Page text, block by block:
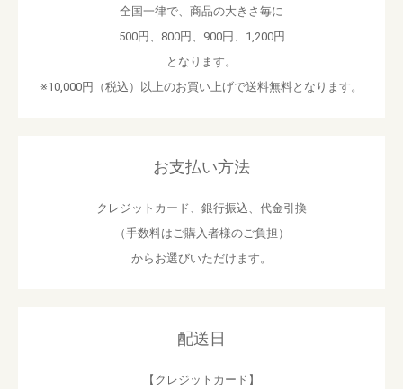
全国一律で、商品の大きさ毎に
500円、800円、900円、1,200円
となります。
※10,000円（税込）以上のお買い上げで送料無料となります。
お支払い方法
クレジットカード、銀行振込、代金引換
（手数料はご購入者様のご負担）
からお選びいただけます。
配送日
【クレジットカード】